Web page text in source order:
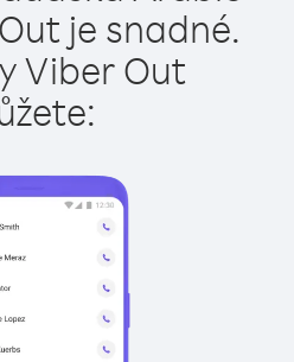
je snadné.
Viber Out